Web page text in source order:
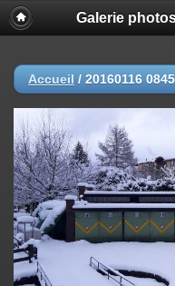
Galerie
Accueil / 20160116